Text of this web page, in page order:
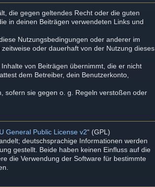
die gegen geltendes Recht oder die guten
in deinen Beiträgen verwendeten Links und
Nutzungsbedingungen oder anderer im
oder dauerhaft von der Nutzung dieses
von Beiträgen übernimmt, die er nicht
dem Betreiber, dein Benutzerkonto,
sofern sie gegen o. g. Regeln verstoßen oder
General Public License v2“ (GPL)
deutschsprachige Informationen werden
gestellt. Beide haben keinen Einfluss auf die
die Verwendung der Software für bestimmte